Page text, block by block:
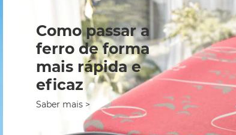
Como passar a
ferro de forma
mais rápida e
eficaz
Saber mais